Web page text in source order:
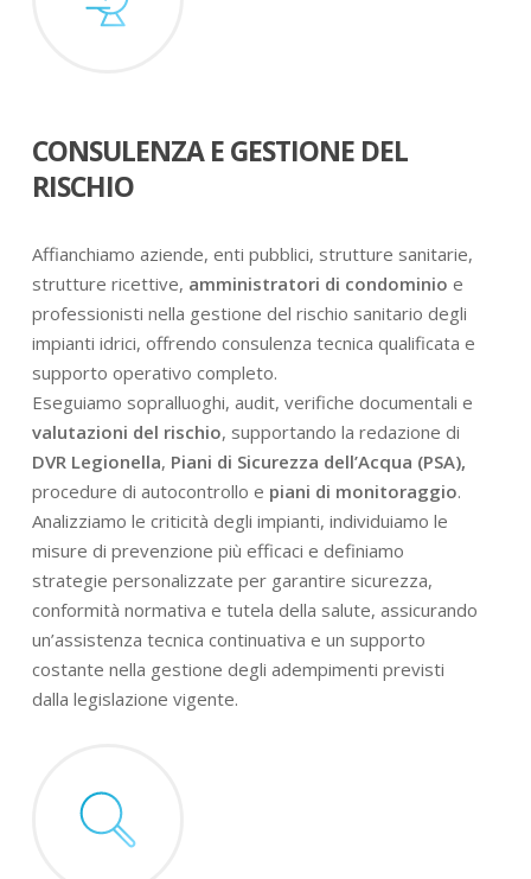
CONSULENZA E GESTIONE DEL
RISCHIO
Affianchiamo aziende, enti pubblici, strutture sanitarie,
strutture ricettive, amministratori di condominio e
professionisti nella gestione del rischio sanitario degli
impianti idrici, offrendo consulenza tecnica qualificata e
supporto operativo completo.
Eseguiamo sopralluoghi, audit, verifiche documentali e
valutazioni del rischio, supportando la redazione di
DVR Legionella, Piani di Sicurezza dell’Acqua (PSA),
procedure di autocontrollo e piani di monitoraggio.
Analizziamo le criticità degli impianti, individuiamo le
misure di prevenzione più efficaci e definiamo
strategie personalizzate per garantire sicurezza,
conformità normativa e tutela della salute, assicurando
un’assistenza tecnica continuativa e un supporto
costante nella gestione degli adempimenti previsti
dalla legislazione vigente.